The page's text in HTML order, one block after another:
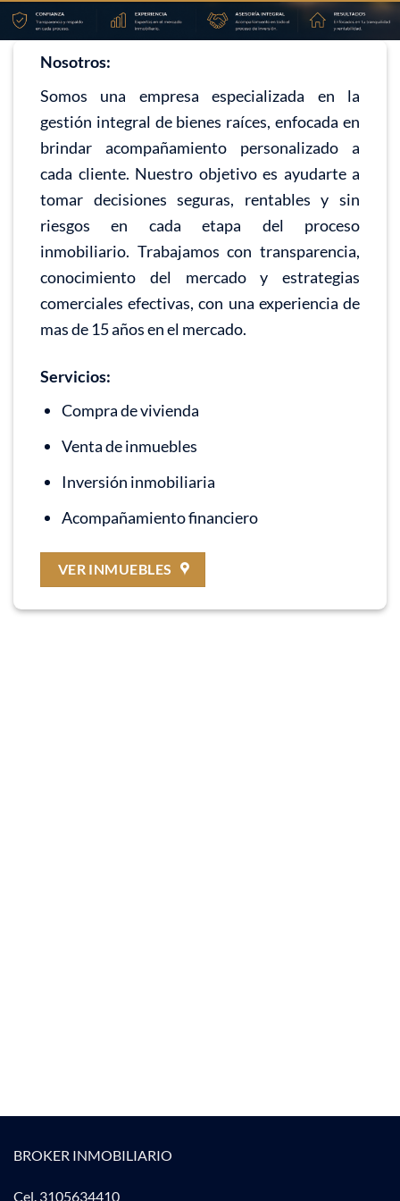
Nosotros:
Somos una empresa especializada en la
gestión integral de bienes raíces, enfocada en
brindar acompañamiento personalizado a
cada cliente. Nuestro objetivo es ayudarte a
tomar decisiones seguras, rentables y sin
riesgos en cada etapa del proceso
inmobiliario. Trabajamos con transparencia,
conocimiento del mercado y estrategias
comerciales efectivas, con una experiencia de
mas de 15 años en el mercado.
Servicios:
Compra de vivienda
Venta de inmuebles
Inversión inmobiliaria
Acompañamiento financiero
VER INMUEBLES
BROKER INMOBILIARIO
Cel. 3105634410